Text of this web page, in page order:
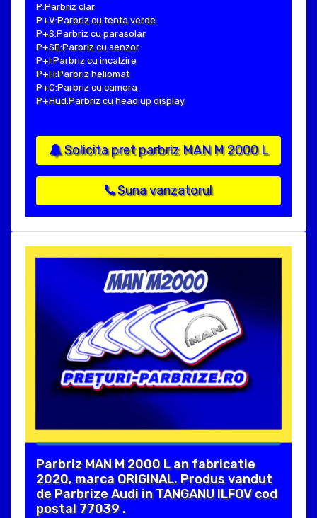
P:Parbriz clar
P+V:Parbriz cu tenta verde
P+S:Parbriz cu parasolar
P+SE:Parbriz cu senzor
P+I:Parbriz cu incalzire
P+H:Parbriz heliomat
P+C:Parbriz cu camera
P+Hud:Parbriz cu head up display
Solicita pret parbriz MAN M 2000 L
Suna vanzatorul
Parbriz MAN M 2000 L an fabricatie
2020, marca ORIGINAL. Produs vandut
de Parbrize Audi in TANGANU ILFOV cod
postal 77039 .